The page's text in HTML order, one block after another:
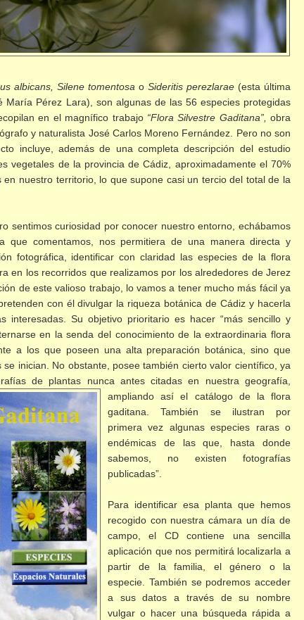
albicans, Silene tomentosa o Sideritis perezlarae (esta última
María Pérez Lara), son algunas de las 56 especies protegidas
en el magnífico trabajo “Flora Silvestre Gaditana”, obra
y naturalista José Carlos Moreno Fernández. Pero no son
incluye, además de una completa descripción del estudio
vegetales de la provincia de Cádiz, aproximadamente el 70%
nuestro territorio, lo que supone casi un tercio del total de la
sentimos curiosidad por conocer nuestro entorno, echábamos
que comentamos, nos permitiera de una manera directa y
fotográfica, identificar con claridad las especies de la flora
en los recorridos que realizamos por los alrededores de Jerez
de este valioso trabajo, lo vamos a tener mucho más fácil ya
con él divulgar la riqueza botánica de Cádiz y hacerla
interesadas. Su objetivo prioritario es hacer “más sencillo y
en la senda del conocimiento de la extraordinaria flora
a los que poseen una alta preparación botánica, sino que
inician. No obstante, posee también cierto valor científico, ya
de plantas nunca antes citadas en nuestra geografía,
ampliando así el catálogo de la flora
gaditana. También se ilustran por
primera vez algunas especies raras o
endémicas de las que, hasta donde
sabemos, no existen fotografías
publicadas”.
Para identificar esa planta que hemos
recogido con nuestra cámara un día de
campo, el CD contiene una sencilla
aplicación que nos permitirá localizarla a
partir de la familia, el género o la
especie. También se podremos acceder
a sus datos a través de su nombre
vulgar o hacer una búsqueda rápida a